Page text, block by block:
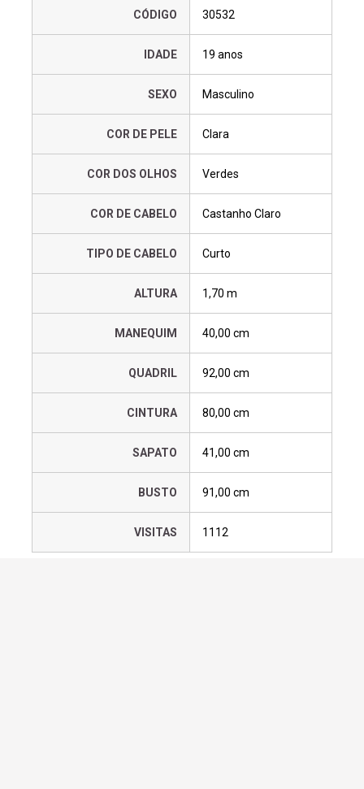
CÓDIGO 30532
IDADE 19 anos
SEXO Masculino
COR DE PELE Clara
COR DOS OLHOS Verdes
COR DE CABELO Castanho Claro
TIPO DE CABELO Curto
ALTURA 1,70 m
MANEQUIM 40,00 cm
QUADRIL 92,00 cm
CINTURA 80,00 cm
SAPATO 41,00 cm
BUSTO 91,00 cm
VISITAS 1112